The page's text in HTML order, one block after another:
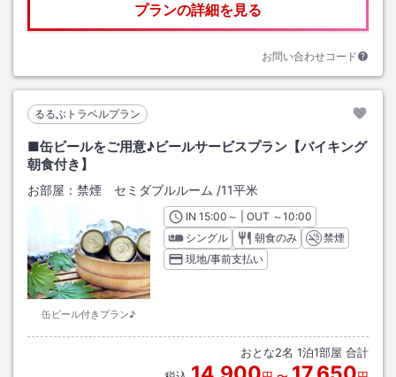
プランの詳細を見る
お問い合わせコード
るるぶトラベルプラン
■缶ビールをご用意♪ビールサービスプラン【バイキング
朝食付き】
お部屋： 禁煙 セミダブルルーム /11平米
缶ビール付きプラン♪
INチェックイン
15:00 ～ | OUT チェックアウト
～10:00
シングル
朝食のみ
禁煙
現地/事前支払い
おとな2名 1泊1部屋 合計